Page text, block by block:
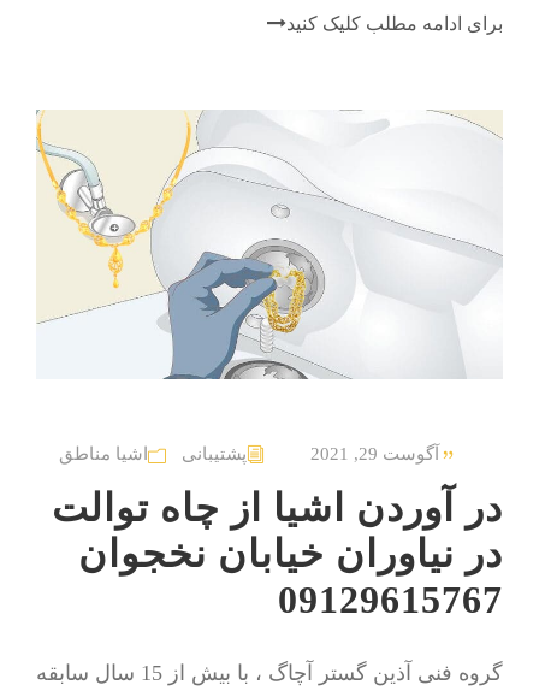
برای ادامه مطلب کلیک کنید
آگوست 29, 2021 پشتیبانی اشیا مناطق
در آوردن اشیا از چاه توالت
در نیاوران خیابان نخجوان
09129615767
گروه فنی آذین گستر آچاگ ، با بیش از 15 سال سابقه